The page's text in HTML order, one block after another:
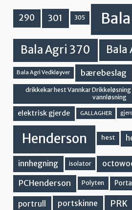
290 301 305
Bala Agri 370 Bala
Bala Agri Vedkløyver bærebeslag
drikkekar hest Vannkar
vannløsning
elektrisk gjerde GALLAGHER
Henderson hest
innhegning isolator
PCHenderson Polyten
portrull portskinne PRK